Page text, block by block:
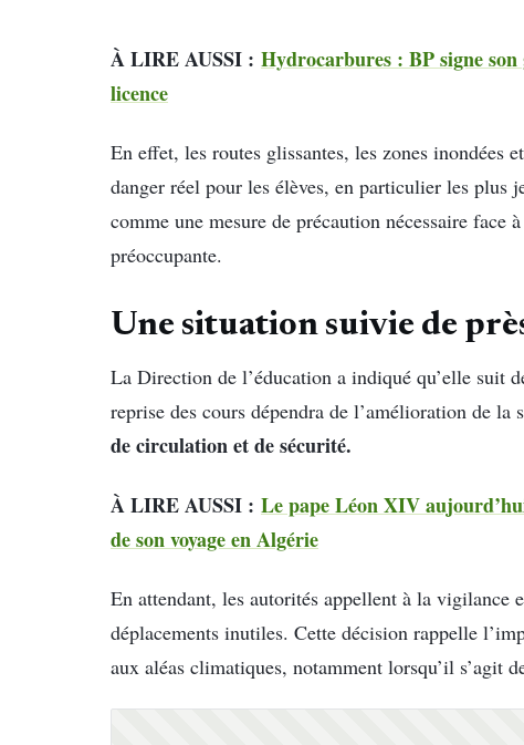
À LIRE AUSSI : Hydrocarbures : BP signe
licence
En effet, les routes glissantes, les zones inondées
danger réel pour les élèves, en particulier les plus
comme une mesure de précaution nécessaire face
préoccupante.
Une situation suivie de
La Direction de l’éducation a indiqué qu’elle suit
reprise des cours dépendra de l’amélioration de la
de circulation et de sécurité.
À LIRE AUSSI : Le pape Léon XIV
de son voyage en Algérie
En attendant, les autorités appellent à la vigilance
déplacements inutiles. Cette décision rappelle
aux aléas climatiques, notamment lorsqu’il s’agit